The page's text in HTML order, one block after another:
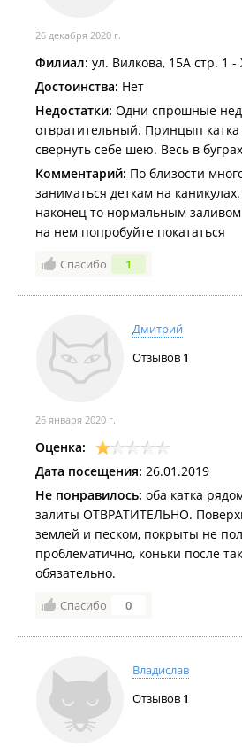
26 декабря 2020 г.
Филиал: ул. Вилкова, 15А стр. 1 -
Достоинства: Нет
Недостатки: Одни спрошные
отвратительный. Принцып катка
свернуть себе шею. Весь в
Комментарий: По близости
заниматься деткам на
наконец то нормальным
на нем попробуйте покататься
Спасибо 1
Дмитрий
Отзывов 1
26 января 2020 г.
Оценка:
Дата посещения: 26.01.2019
Не понравилось: оба катка
залиты ОТВРАТИТЕЛЬНО.
землей и песком, покрыты не
проблематично, коньки после
обязательно.
Спасибо 0
Владислав
Отзывов 1